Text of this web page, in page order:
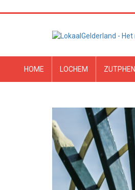
HOME LOCHEM ZUTPHEN